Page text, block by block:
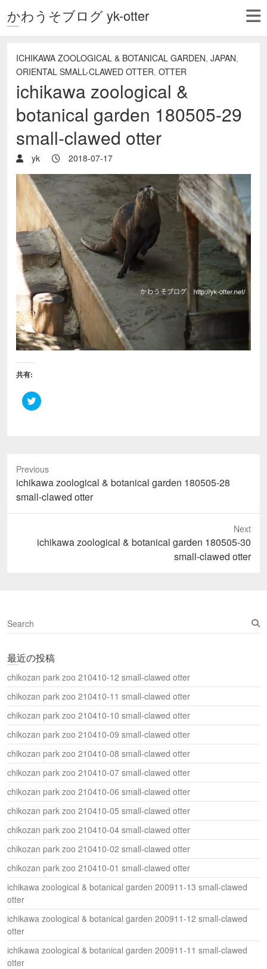
かわうそブログ yk-otter
ICHIKAWA ZOOLOGICAL & BOTANICAL GARDEN, JAPAN,
ORIENTAL SMALL-CLAWED OTTER, OTTER
ichikawa zoological &
botanical garden 180505-29
small-clawed otter
yk 2018-07-17
共有:
ク
リ
t
e
r
で
有
し
い
)
Previous
Previous
post:
ichikawa zoological & botanical garden 180505-28
small-clawed otter
Next
ichikawa zoological & botanical garden 180505-30
small-clawed otter
S
e
r
h
最近の投稿
chikozan park zoo 210410-12 small-clawed otter
chikozan park zoo 210410-11 small-clawed otter
chikozan park zoo 210410-10 small-clawed otter
chikozan park zoo 210410-09 small-clawed otter
chikozan park zoo 210410-08 small-clawed otter
chikozan park zoo 210410-07 small-clawed otter
chikozan park zoo 210410-06 small-clawed otter
chikozan park zoo 210410-05 small-clawed otter
chikozan park zoo 210410-04 small-clawed otter
chikozan park zoo 210410-02 small-clawed otter
chikozan park zoo 210410-01 small-clawed otter
ichikawa zoological & botanical garden 200911-13 small-clawed
otter
ichikawa zoological & botanical garden 200911-12 small-clawed
otter
ichikawa zoological & botanical garden 200911-11 small-clawed
otter